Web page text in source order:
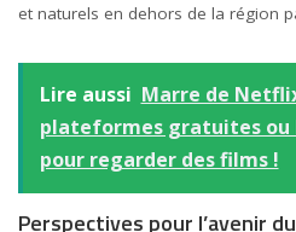
et naturels en dehors de la région
Lire aussi Marre de
plateformes gratuites ou
pour regarder des films !
Perspectives pour l’avenir